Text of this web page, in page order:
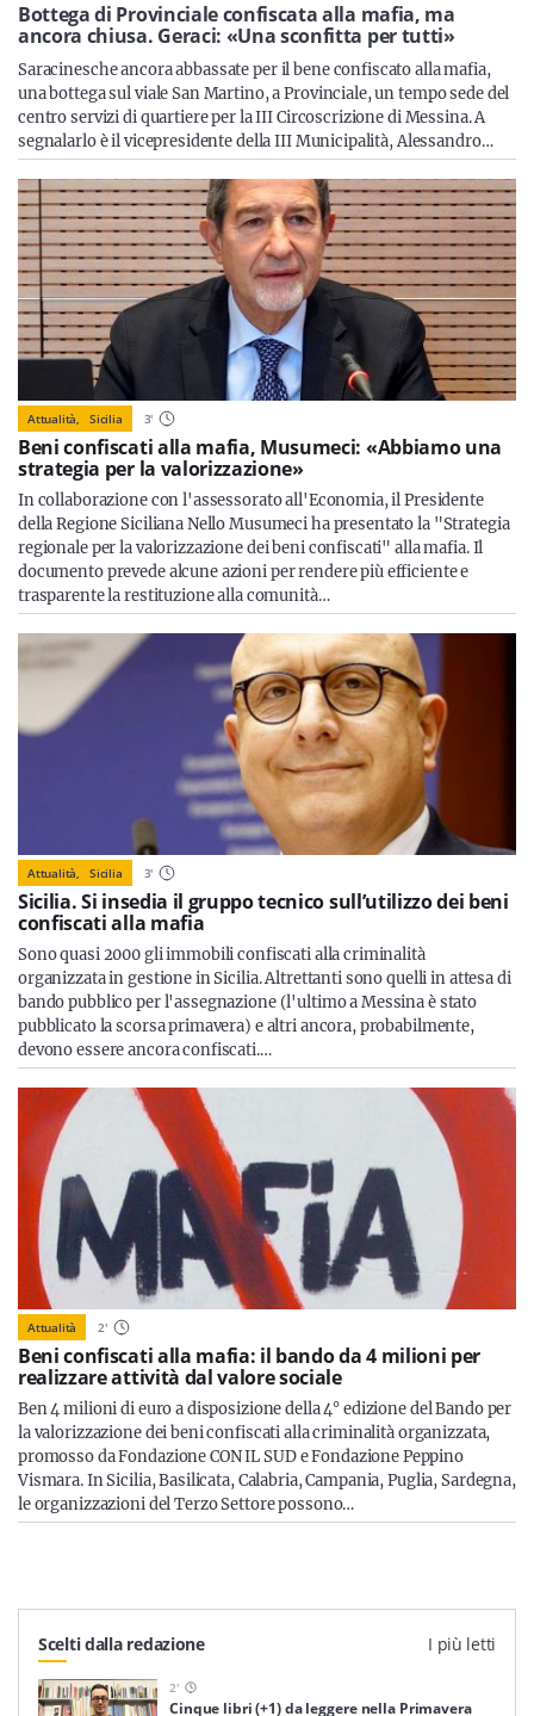
Servizi
Resta sempre aggiornato con le ultime news, iscriviti alla
nostra newsletter
Iscriviti
Bottega di Provinciale confiscata alla mafia, ma
ancora chiusa. Geraci: «Una sconfitta per tutti»
Saracinesche ancora abbassate per il bene confiscato alla mafia,
una bottega sul viale San Martino, a Provinciale, un tempo sede del
centro servizi di quartiere per la III Circoscrizione di Messina. A
segnalarlo è il vicepresidente della III Municipalità, Alessandro…
Attualità, Sicilia 3'
Beni confiscati alla mafia, Musumeci: «Abbiamo una
strategia per la valorizzazione»
In collaborazione con l'assessorato all'Economia, il Presidente
della Regione Siciliana Nello Musumeci ha presentato la "Strategia
regionale per la valorizzazione dei beni confiscati" alla mafia. Il
documento prevede alcune azioni per rendere più efficiente e
trasparente la restituzione alla comunità…
Attualità, Sicilia 3'
Sicilia. Si insedia il gruppo tecnico sull’utilizzo dei beni
confiscati alla mafia
Sono quasi 2000 gli immobili confiscati alla criminalità
organizzata in gestione in Sicilia. Altrettanti sono quelli in attesa di
bando pubblico per l'assegnazione (l'ultimo a Messina è stato
pubblicato la scorsa primavera) e altri ancora, probabilmente,
devono essere ancora confiscati.…
Attualità 2'
Beni confiscati alla mafia: il bando da 4 milioni per
realizzare attività dal valore sociale
Ben 4 milioni di euro a disposizione della 4° edizione del Bando per
la valorizzazione dei beni confiscati alla criminalità organizzata,
promosso da Fondazione CON IL SUD e Fondazione Peppino
Vismara. In Sicilia, Basilicata, Calabria, Campania, Puglia, Sardegna,
le organizzazioni del Terzo Settore possono…
Scelti dalla redazione I più letti
2'
Cinque libri (+1) da leggere nella Primavera